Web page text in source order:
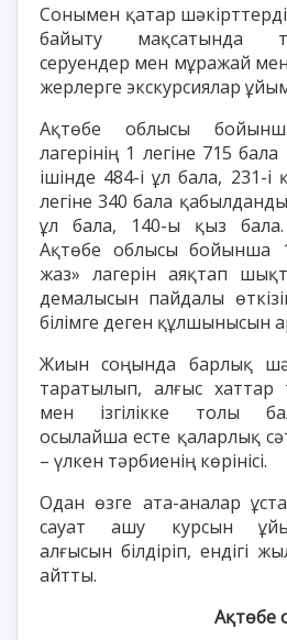
Сонымен қатар
байыту мақсатында
серуендер мен мұражай
жерлерге экскурсиялар
Ақтөбе облысы
лагерінің 1 легіне 715
ішінде 484-і ұл бала, 231-і
легіне 340 бала
ұл бала, 140-ы қыз
Ақтөбе облысы бойынша
жаз» лагерін аяқтап
демалысын пайдалы
білімге деген құлшынысын
Жиын соңында барлық
таратылып, алғыс
мен ізгілікке толы
осылайша есте қаларлық
– үлкен тәрбиенің көрінісі.
Одан өзге ата-аналар
сауат ашу курсын
алғысын білдіріп, ендігі
айтты.
Ақтөбе